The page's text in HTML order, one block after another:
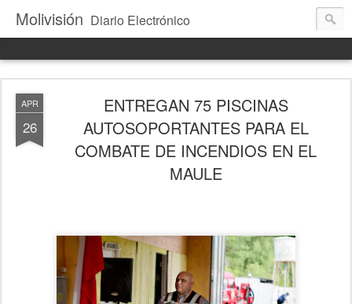
Molivisión Diario Electrónico
APR
26
ENTREGAN 75 PISCINAS
AUTOSOPORTANTES PARA EL
COMBATE DE INCENDIOS EN EL
MAULE